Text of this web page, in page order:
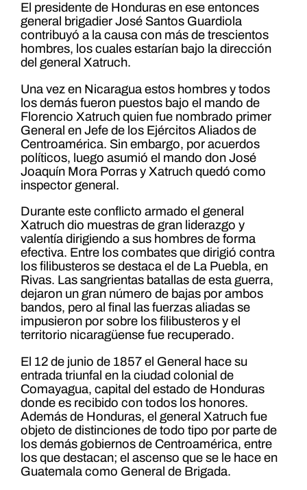
El presidente de Honduras en ese entonces
general brigadier José Santos Guardiola
contribuyó a la causa con más de trescientos
hombres, los cuales estarían bajo la dirección
del general Xatruch.
Una vez en Nicaragua estos hombres y todos
los demás fueron puestos bajo el mando de
Florencio Xatruch quien fue nombrado primer
General en Jefe de los Ejércitos Aliados de
Centroamérica. Sin embargo, por acuerdos
políticos, luego asumió el mando don José
Joaquín Mora Porras y Xatruch quedó como
inspector general.
Durante este conflicto armado el general
Xatruch dio muestras de gran liderazgo y
valentía dirigiendo a sus hombres de forma
efectiva. Entre los combates que dirigió contra
los filibusteros se destaca el de La Puebla, en
Rivas. Las sangrientas batallas de esta guerra,
dejaron un gran número de bajas por ambos
bandos, pero al final las fuerzas aliadas se
impusieron por sobre los filibusteros y el
territorio nicaragüense fue recuperado.
El 12 de junio de 1857 el General hace su
entrada triunfal en la ciudad colonial de
Comayagua, capital del estado de Honduras
donde es recibido con todos los honores.
Además de Honduras, el general Xatruch fue
objeto de distinciones de todo tipo por parte de
los demás gobiernos de Centroamérica, entre
los que destacan; el ascenso que se le hace en
Guatemala como General de Brigada.